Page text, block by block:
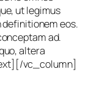
ut legimus
definitionem eos.
ad.
altera
vc_column]